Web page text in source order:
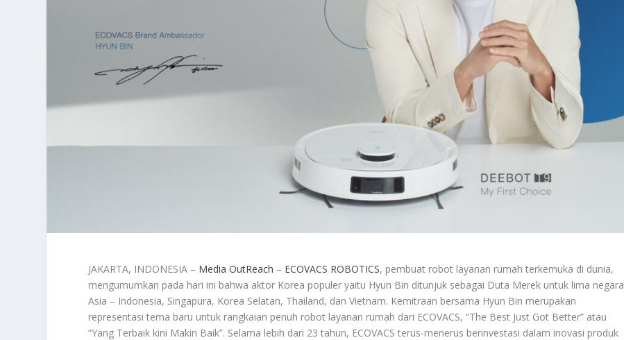
JAKARTA, INDONESIA – Media OutReach – ECOVACS ROBOTICS, pembuat robot layanan rumah terkemuka di dunia,
mengumumkan pada hari ini bahwa aktor Korea populer yaitu Hyun Bin ditunjuk sebagai Duta Merek untuk lima negara
Asia – Indonesia, Singapura, Korea Selatan, Thailand, dan Vietnam. Kemitraan bersama Hyun Bin merupakan
representasi tema baru untuk rangkaian penuh robot layanan rumah dari ECOVACS, “The Best Just Got Better” atau
“Yang Terbaik kini Makin Baik”. Selama lebih dari 23 tahun, ECOVACS terus-menerus berinvestasi dalam inovasi produk